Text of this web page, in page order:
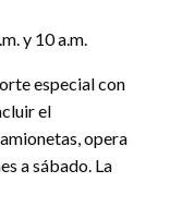
y 10 a.m.
especial con
el
opera
a sábado. La